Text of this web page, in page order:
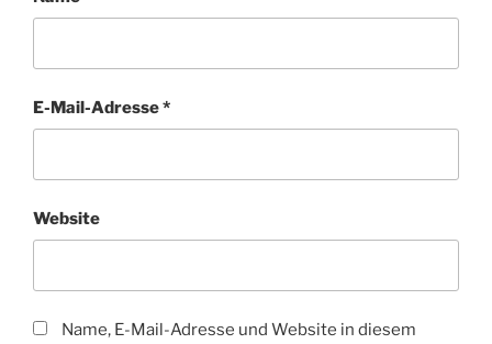
E-Mail-Adresse*
Website
Name, E-Mail-Adresse und Website in diesem